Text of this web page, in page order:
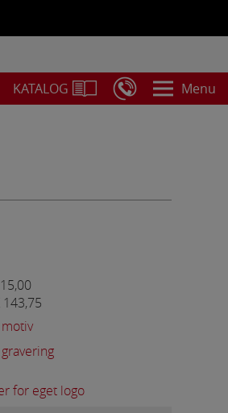
KATALOG Menu
143,75
for eget logo